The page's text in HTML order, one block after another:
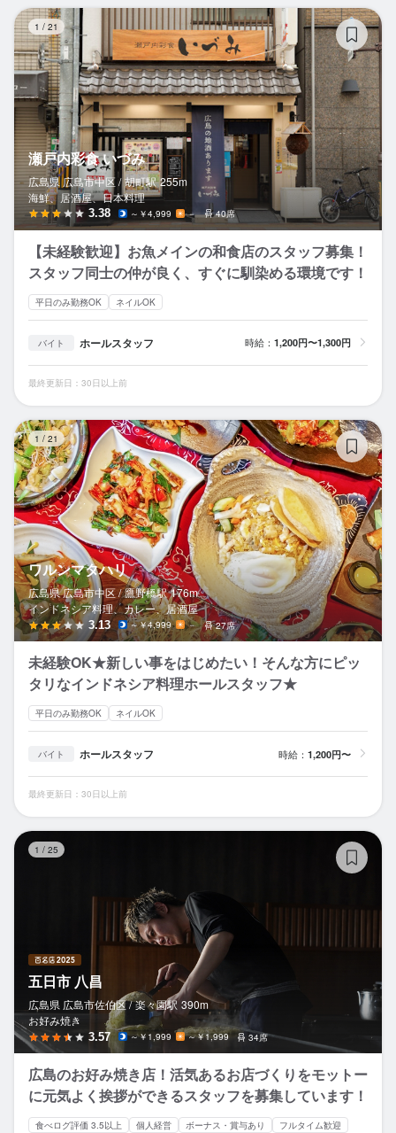
1 / 21
瀬戸内彩食 いづみ
広島県 広島市中区 / 胡町駅 255m
海鮮、居酒屋、日本料理
3.38 ～￥4,999 － 40席
【未経験歓迎】お魚メインの和食店のスタッフ募集！
スタッフ同士の仲が良く、すぐに馴染める環境です！
平日のみ勤務OK ネイルOK
バイト ホールスタッフ 時給： 1,200円〜1,300円
最終更新日：30日以上前
1 / 21
ワルンマタハリ
広島県 広島市中区 / 鷹野橋駅 176m
インドネシア料理、カレー、居酒屋
3.13 ～￥4,999 － 27席
未経験OK★新しい事をはじめたい！そんな方にピッ
タリなインドネシア料理ホールスタッフ★
平日のみ勤務OK ネイルOK
バイト ホールスタッフ 時給： 1,200円〜
最終更新日：30日以上前
1 / 25
五日市 八昌
広島県 広島市佐伯区 / 楽々園駅 390m
お好み焼き
3.57 ～￥1,999 ～￥1,999 34席
広島のお好み焼き店！活気あるお店づくりをモットー
に元気よく挨拶ができるスタッフを募集しています！
食べログ評価 3.5以上 個人経営 ボーナス・賞与あり フルタイム歓迎